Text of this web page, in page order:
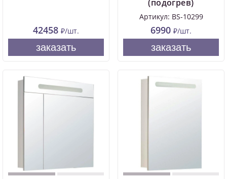
42458 ₽/шт.
заказать
(подогрев)
Артикул: BS-10299
6990 ₽/шт.
заказать